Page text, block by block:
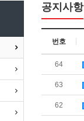
공지사항
번호
64
63
62